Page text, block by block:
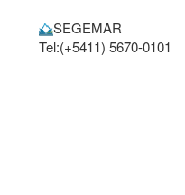
SEGEMAR
Tel:(+5411) 5670-0101